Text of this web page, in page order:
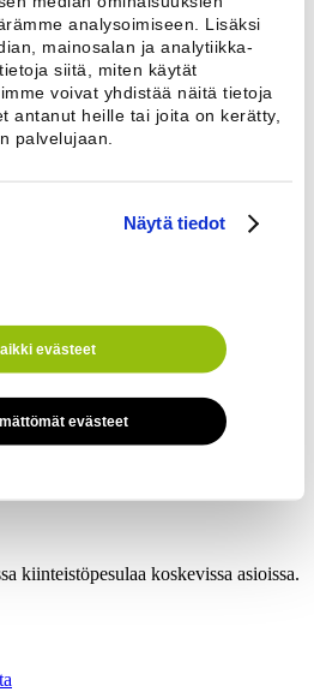
analysoimiseen. Lisäksi
mainosalan ja analytiikka-
siitä, miten käytät
voivat yhdistää näitä tietoja
antanut heille tai joita on kerätty,
palvelujaan.
Näytä tiedot
evästeet
evästeet
kiinteistöpesulaa koskevissa asioissa.